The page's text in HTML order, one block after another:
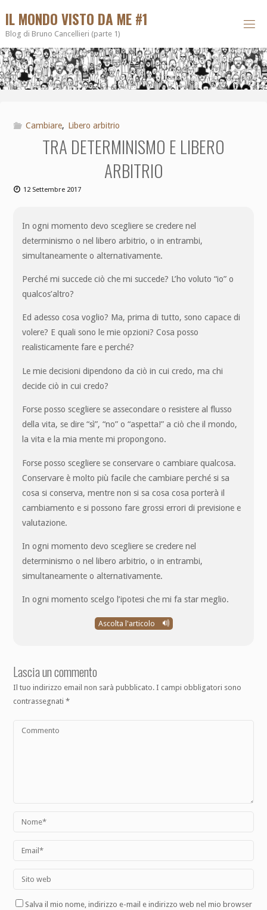
IL MONDO VISTO DA ME #1
Blog di Bruno Cancellieri (parte 1)
Cambiare, Libero arbitrio
TRA DETERMINISMO E LIBERO
ARBITRIO
12 Settembre 2017
In ogni momento devo scegliere se credere nel
determinismo o nel libero arbitrio, o in entrambi,
simultaneamente o alternativamente.
Perché mi succede ciò che mi succede? L’ho voluto “io” o
qualcos’altro?
Ed adesso cosa voglio? Ma, prima di tutto, sono capace di
volere? E quali sono le mie opzioni? Cosa posso
realisticamente fare e perché?
Le mie decisioni dipendono da ciò in cui credo, ma chi
decide ciò in cui credo?
Forse posso scegliere se assecondare o resistere al flusso
della vita, se dire “sì”, “no” o “aspetta!” a ciò che il mondo,
la vita e la mia mente mi propongono.
Forse posso scegliere se conservare o cambiare qualcosa.
Conservare è molto più facile che cambiare perché si sa
cosa si conserva, mentre non si sa cosa cosa porterà il
cambiamento e si possono fare grossi errori di previsione e
valutazione.
In ogni momento devo scegliere se credere nel
determinismo o nel libero arbitrio, o in entrambi,
simultaneamente o alternativamente.
In ogni momento scelgo l’ipotesi che mi fa star meglio.
Ascolta l'articolo
Lascia un commento
Il tuo indirizzo email non sarà pubblicato. I campi obbligatori sono
contrassegnati*
Salva il mio nome, indirizzo e-mail e indirizzo web nel mio browser